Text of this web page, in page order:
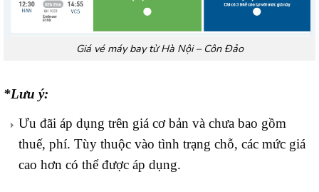
Giá vé máy bay từ Hà Nội – Côn Đảo
*Lưu ý:
Ưu đãi áp dụng trên giá cơ bản và chưa bao gồm
thuế, phí. Tùy thuộc vào tình trạng chỗ, các mức giá
cao hơn có thể được áp dụng.